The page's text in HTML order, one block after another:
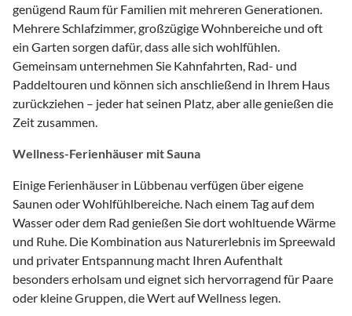
genügend Raum für Familien mit mehreren Generationen.
Mehrere Schlafzimmer, großzügige Wohnbereiche und oft
ein Garten sorgen dafür, dass alle sich wohlfühlen.
Gemeinsam unternehmen Sie Kahnfahrten, Rad- und
Paddeltouren und können sich anschließend in Ihrem Haus
zurückziehen – jeder hat seinen Platz, aber alle genießen die
Zeit zusammen.
Wellness-Ferienhäuser mit Sauna
Einige Ferienhäuser in Lübbenau verfügen über eigene
Saunen oder Wohlfühlbereiche. Nach einem Tag auf dem
Wasser oder dem Rad genießen Sie dort wohltuende Wärme
und Ruhe. Die Kombination aus Naturerlebnis im Spreewald
und privater Entspannung macht Ihren Aufenthalt
besonders erholsam und eignet sich hervorragend für Paare
oder kleine Gruppen, die Wert auf Wellness legen.